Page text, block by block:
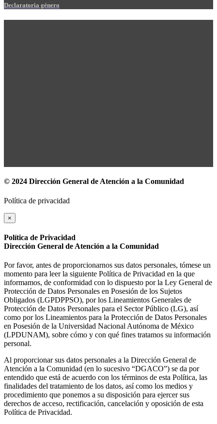
Declaratoria género
© 2024 Dirección General de Atención a la Comunidad
Política de privacidad
×
Política de Privacidad
Dirección General de Atención a la Comunidad
Por favor, antes de proporcionarnos sus datos personales, tómese un
momento para leer la siguiente Política de Privacidad en la que
informamos, de conformidad con lo dispuesto por la Ley General de
Protección de Datos Personales en Posesión de los Sujetos
Obligados (LGPDPPSO), por los Lineamientos Generales de
Protección de Datos Personales para el Sector Público (LG), así
como por los Lineamientos para la Protección de Datos Personales
en Posesión de la Universidad Nacional Autónoma de México
(LPDUNAM), sobre cómo y con qué fines tratamos su información
personal.
Al proporcionar sus datos personales a la Dirección General de
Atención a la Comunidad (en lo sucesivo “DGACO”) se da por
entendido que está de acuerdo con los términos de esta Política, las
finalidades del tratamiento de los datos, así como los medios y
procedimiento que ponemos a su disposición para ejercer sus
derechos de acceso, rectificación, cancelación y oposición de esta
Política de Privacidad.